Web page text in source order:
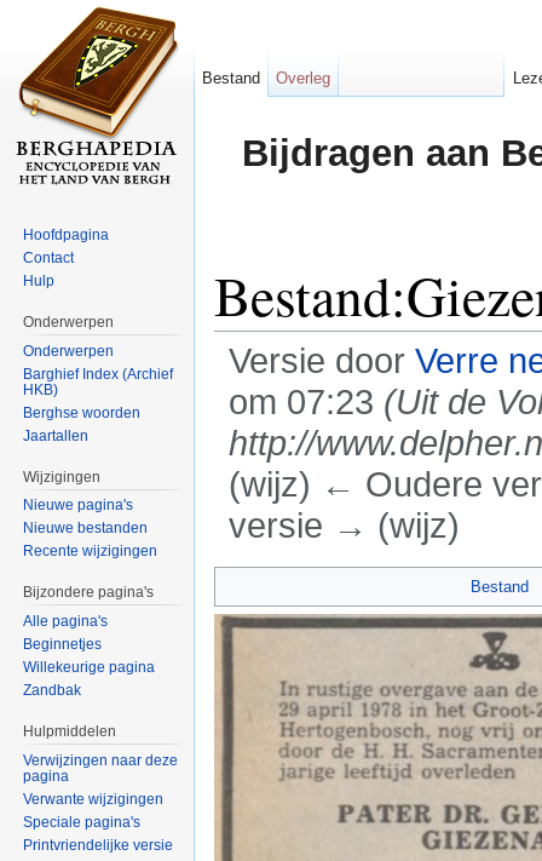
Bijdragen aan
Versie door Verre
om 07:23 (Uit de
http://
(wijz) ← Oudere
versie → (wijz)
Bestand
Bestand Overleg
Hoofdpagina
Contact
Hulp
Onderwerpen
Onderwerpen
Barghief Index (Archief
HKB)
Berghse woorden
Jaartallen
Wijzigingen
Nieuwe pagina's
Nieuwe bestanden
Recente wijzigingen
Bijzondere pagina's
Alle pagina's
Beginnetjes
Willekeurige pagina
Zandbak
Hulpmiddelen
Verwijzingen naar deze
pagina
Verwante wijzigingen
Speciale pagina's
Printvriendelijke versie